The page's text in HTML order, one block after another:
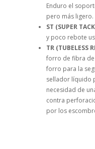
Enduro el
pero más ligero.
ST (SUPER
y poco rebote
TR (TUBELESS
forro de fibra de
forro para la
sellador líquido
necesidad de
contra
por los